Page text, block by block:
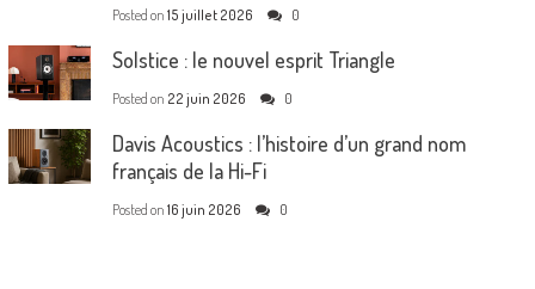
Posted on 15 juillet 2026 0
Solstice : le nouvel esprit Triangle
Posted on 22 juin 2026 0
Davis Acoustics : l’histoire d’un grand nom
français de la Hi-Fi
Posted on 16 juin 2026 0